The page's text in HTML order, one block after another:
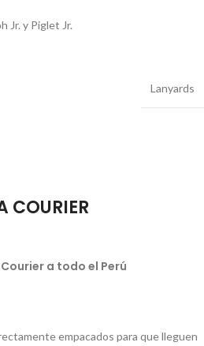
Jr. y Piglet Jr.
Lanyards
COURIER
a todo el Perú
empacados para que lleguen